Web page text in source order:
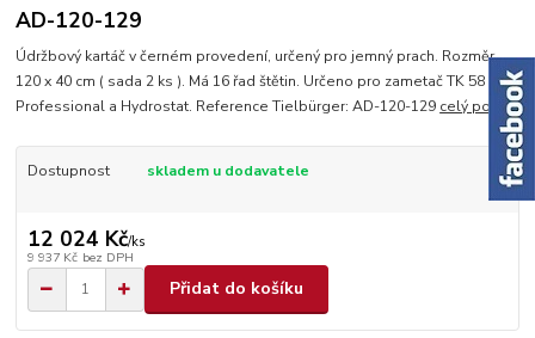
AD-120-129
Údržbový kartáč v černém provedení, určený pro jemný prach. Rozměr
120 x 40 cm ( sada 2 ks ). Má 16 řad štětin. Určeno pro zametač TK 58
Professional a Hydrostat. Reference Tielbürger: AD-120-129 celý popis
Dostupnost skladem u dodavatele
12 024 Kč/ks
9 937 Kč bez DPH
Přidat do košíku